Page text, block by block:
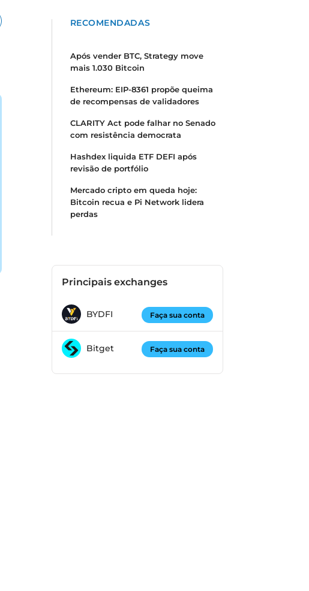
RECOMENDADAS
Após vender BTC, Strategy move
mais 1.030 Bitcoin
Ethereum: EIP-8361 propõe queima
de recompensas de validadores
CLARITY Act pode falhar no Senado
com resistência democrata
Hashdex liquida ETF DEFI após
revisão de portfólio
Mercado cripto em queda hoje:
Bitcoin recua e Pi Network lidera
perdas
Principais exchanges
BYDFI Faça sua conta
Bitget Faça sua conta